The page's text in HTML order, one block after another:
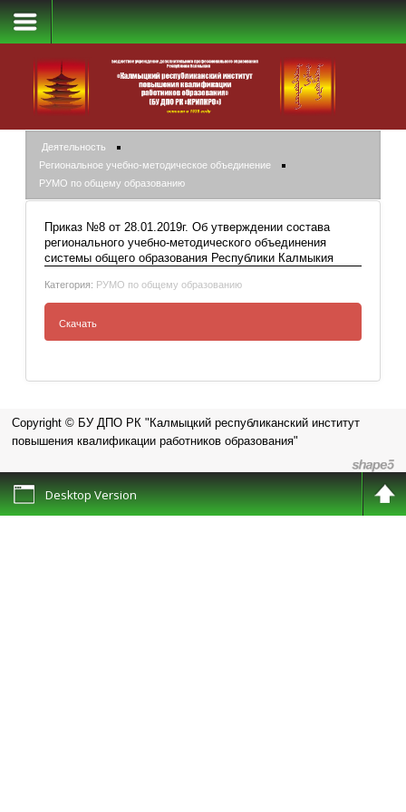
РУМО по общему образованию
Деятельность
Региональное учебно-методическое объединение
РУМО по общему образованию
Приказ №8 от 28.01.2019г. Об утверждении состава
регионального учебно-методического объединения
системы общего образования Республики Калмыкия
Категория: РУМО по общему образованию
Скачать
состава регионального учебно-
общего образования Республики Калмыкия
Copyright © БУ ДПО РК "Калмыцкий республиканский институт
повышения квалификации работников образования"
Desktop Version